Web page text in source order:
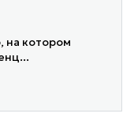
на котором